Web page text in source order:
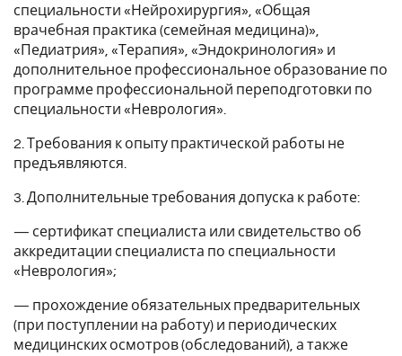
специальности «Нейрохирургия», «Общая
врачебная практика (семейная медицина)»,
«Педиатрия», «Терапия», «Эндокринология» и
дополнительное профессиональное образование по
программе профессиональной переподготовки по
специальности «Неврология».
2. Требования к опыту практической работы не
предъявляются.
3. Дополнительные требования допуска к работе:
— сертификат специалиста или свидетельство об
аккредитации специалиста по специальности
«Неврология»;
— прохождение обязательных предварительных
(при поступлении на работу) и периодических
медицинских осмотров (обследований), а также